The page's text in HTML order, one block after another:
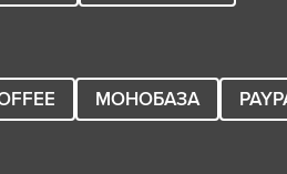
МОНОБАЗА